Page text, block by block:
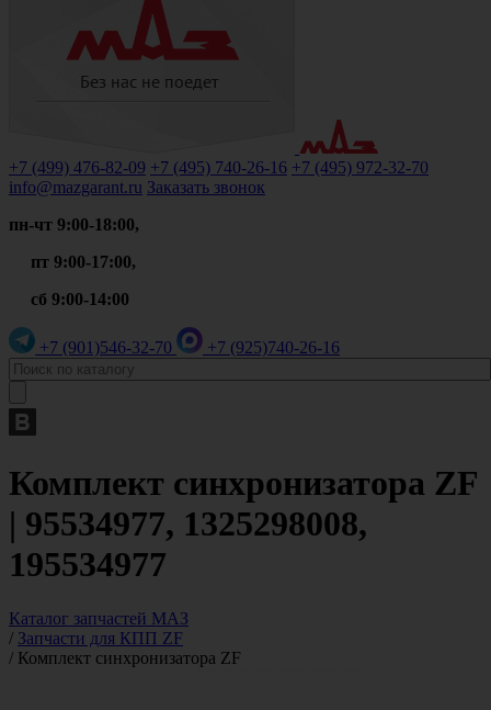
+7 (499) 476-82-09 +7 (495) 740-26-16 +7 (495) 972-32-70
info@mazgarant.ru Заказать звонок
пн-чт 9:00-18:00,
пт 9:00-17:00,
сб 9:00-14:00
+7 (901)546-32-70 +7 (925)740-26-16
Комплект синхронизатора ZF
| 95534977, 1325298008,
195534977
Каталог запчастей МАЗ
/ Запчасти для КПП ZF
/ Комплект синхронизатора ZF